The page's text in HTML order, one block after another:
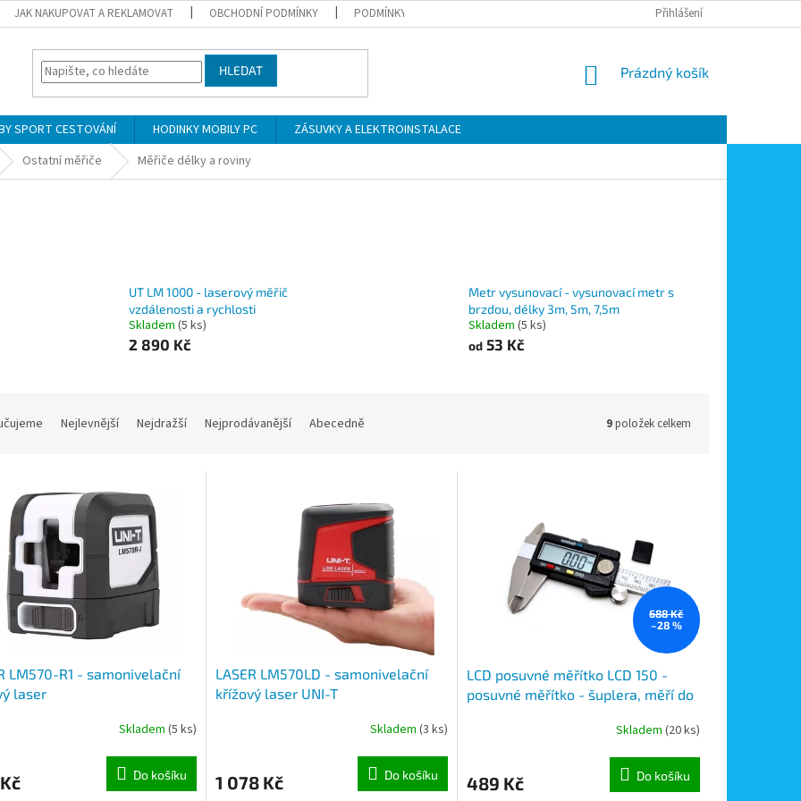
JAK NAKUPOVAT A REKLAMOVAT OBCHODNÍ PODMÍNKY PODMÍNKY OCHRANY OSOBNÍCH ÚDAJŮ MOJE OBJEDNÁVKA
Přihlášení
HLEDAT
NÁKUPNÍ
Prázdný košík
SPORT CESTOVÁNÍ HODINKY MOBILY PC
ZÁSUVKY A ELEKTROINSTALACE
Ostatní měřiče Měřiče délky a roviny
UT LM 1000 - laserový měřič
vzdálenosti a rychlosti
Skladem(5 ks)
2 890 Kč
Metr vysunovací - vysunovací metr s
brzdou, délky 3m, 5m, 7,5m
Skladem (5 ks)
od53 Kč
Nejlevnější Nejdražší Nejprodávanější Abecedně 9položek celkem
LM570-R1 - samonivelační
laser
Skladem (5 ks)
Do košíku
LASER LM570LD - samonivelační
křížový laser UNI-T
Skladem (3 ks)
1 078 Kč Do košíku
688 Kč
–28 %
LCD posuvné měřítko LCD 150 -
posuvné měřítko - šuplera, měří do
Skladem (20 ks)
489 Kč Do košíku